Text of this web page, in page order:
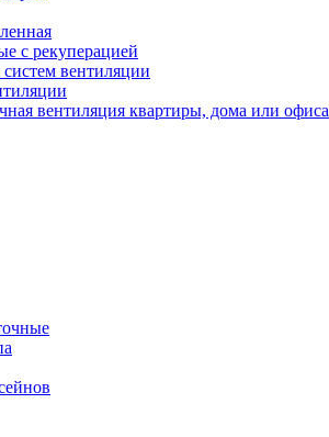
с рекуперацией
вентиляции
вентиляция квартиры, дома или офиса